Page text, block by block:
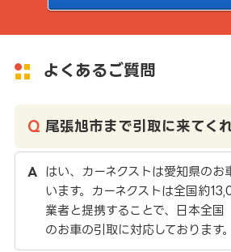
よくあるご質問
尾張旭市まで引取に来てく
はい、カーネクストは愛知県のお
います。カーネクストは全国約
業者と提携することで、日本全国
のお車の引取に対応しております。